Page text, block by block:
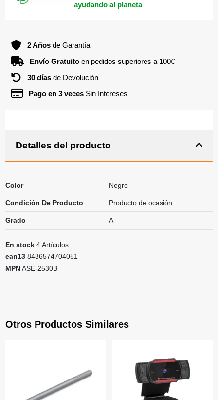
ayudando al planeta
2 Añosde Garantía
Envío Gratuitoen pedidos superiores a 100€
30 díasde Devolución
Pago en 3 vecesSin Intereses
Detalles del producto
Color Negro
Condición De Producto Producto de ocasión
Grado A
En stock 4 Artículos
ean13 8436574704051
MPN ASE-2530B
Otros Productos Similares